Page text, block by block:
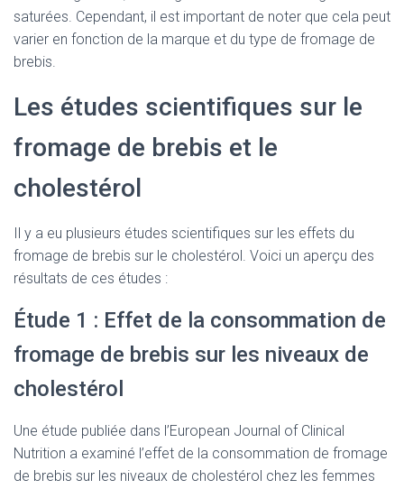
saturées. Cependant, il est important de noter que cela peut
varier en fonction de la marque et du type de fromage de
brebis.
Les études scientifiques sur le
fromage de brebis et le
cholestérol
Il y a eu plusieurs études scientifiques sur les effets du
fromage de brebis sur le cholestérol. Voici un aperçu des
résultats de ces études :
Étude 1 : Effet de la consommation de
fromage de brebis sur les niveaux de
cholestérol
Une étude publiée dans l’European Journal of Clinical
Nutrition a examiné l’effet de la consommation de fromage
de brebis sur les niveaux de cholestérol chez les femmes